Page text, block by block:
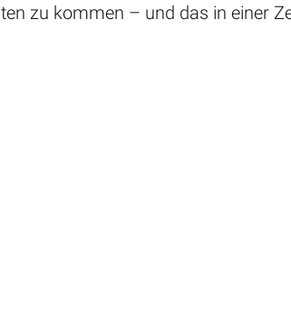
zu kommen – und das in einer